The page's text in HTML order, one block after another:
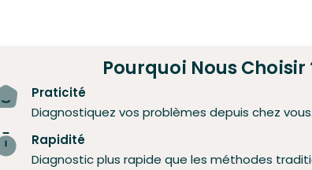
Pourquoi Nous Choisir
Praticité
Diagnostiquez vos problèmes depuis chez vous.
Rapidité
Diagnostic plus rapide que les méthodes